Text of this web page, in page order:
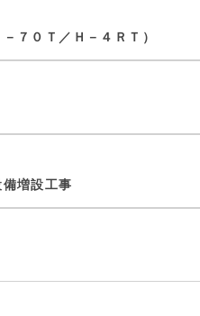
７０Ｔ／Ｈ－４ＲＴ）
増設工事